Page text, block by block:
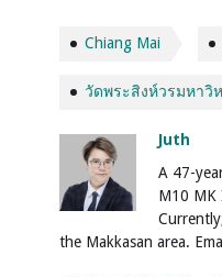
Chiang Mai
วัดพระสิงห์วรมหาวิ
Juth
A 47-
M10 MK
the Makkasan area.